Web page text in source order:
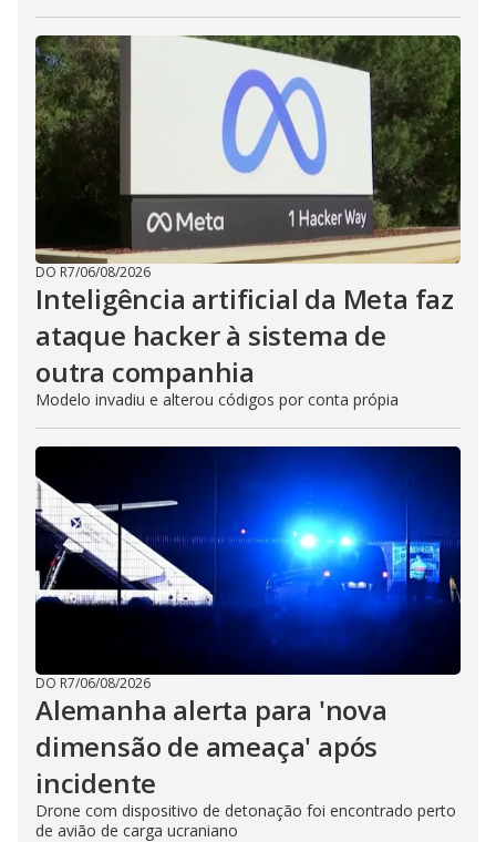
DO R7/06/08/2026
Inteligência artificial da Meta faz
ataque hacker à sistema de
outra companhia
Modelo invadiu e alterou códigos por conta própia
DO R7/06/08/2026
Alemanha alerta para 'nova
dimensão de ameaça' após
incidente
Drone com dispositivo de detonação foi encontrado perto
de avião de carga ucraniano